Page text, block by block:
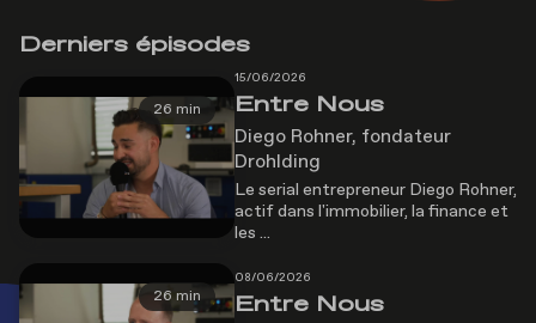
Derniers épisodes
26 min
15/06/2026
Entre Nous
Diego Rohner, fondateur
Drohlding
Le serial entrepreneur Diego Rohner,
actif dans l'immobilier, la finance et
les ...
26 min
08/06/2026
Entre Nous